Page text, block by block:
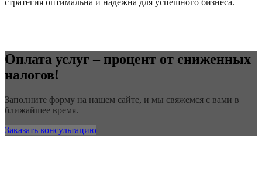
Оплата услуг – процент от сниженных
налогов!
Заполните форму на нашем сайте, и мы свяжемся с вами в
ближайшее время.
Заказать консультацию